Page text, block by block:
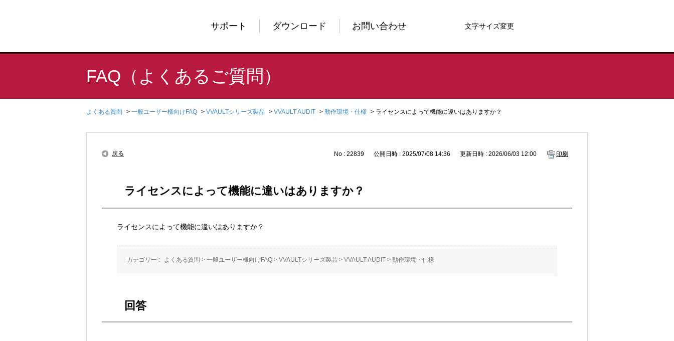
サポート ダウンロード お問い合わせ 文字サイズ変更
FAQ（よくあるご質問）
よくある質問 > 一般ユーザー様向けFAQ > VVAULTシリーズ製品 > VVAULT AUDIT > 動作環境・仕様 > ライセンスによって機能に違いはありますか？
戻る No : 22839 公開日時 : 2025/07/08 14:36 更新日時 : 2026/06/03 12:00 印刷
ライセンスによって機能に違いはありますか？
ライセンスによって機能に違いはありますか？
カテゴリー : よくある質問 > 一般ユーザー様向けFAQ > VVAULTシリーズ製品 > VVAULT AUDIT > 動作環境・仕様
回答